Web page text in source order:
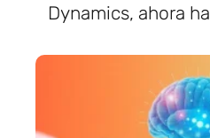
Dynamics, ahora